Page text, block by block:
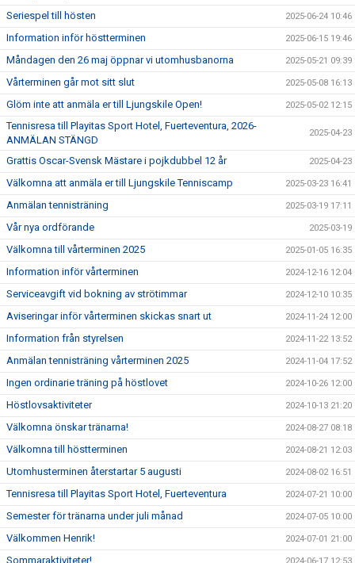
Seriespel till hösten 2025-06-24 10:46
Information inför höstterminen 2025-06-15 19:46
Måndagen den 26 maj öppnar vi utomhusbanorna 2025-05-21 09:39
Vårterminen går mot sitt slut 2025-05-08 16:13
Glöm inte att anmäla er till Ljungskile Open! 2025-05-02 12:15
Tennisresa till Playitas Sport Hotel, Fuerteventura, 2026-
ANMÄLAN STÄNGD
2025-04-23
Grattis Oscar-Svensk Mästare i pojkdubbel 12 år 2025-04-23
Välkomna att anmäla er till Ljungskile Tenniscamp 2025-03-23 16:41
Anmälan tennisträning 2025-03-19 17:11
Vår nya ordförande 2025-03-19
Välkomna till vårterminen 2025 2025-01-05 16:35
Information inför vårterminen 2024-12-16 12:04
Serviceavgift vid bokning av strötimmar 2024-12-10 10:35
Aviseringar inför vårterminen skickas snart ut 2024-11-24 12:00
Information från styrelsen 2024-11-22 13:52
Anmälan tennisträning vårterminen 2025 2024-11-04 17:52
Ingen ordinarie träning på höstlovet 2024-10-26 12:00
Höstlovsaktiviteter 2024-10-13 21:20
Välkomna önskar tränarna! 2024-08-27 08:18
Välkomna till höstterminen 2024-08-21 12:03
Utomhusterminen återstartar 5 augusti 2024-08-02 16:51
Tennisresa till Playitas Sport Hotel, Fuerteventura 2024-07-21 10:00
Semester för tränarna under juli månad 2024-07-05 10:00
Välkommen Henrik! 2024-07-01 21:00
Sommaraktiviteter!